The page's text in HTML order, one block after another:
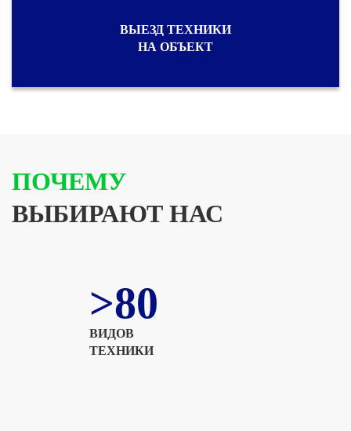
ВЫЕЗД ТЕХНИКИ
НА ОБЪЕКТ
ПОЧЕМУ
ВЫБИРАЮТ НАС
>80
ВИДОВ
ТЕХНИКИ